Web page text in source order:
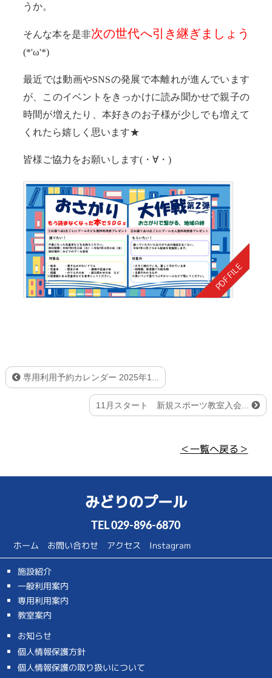
うか。
そんな本を是非次の世代へ引き継ぎましょう
(*'ω'*)
最近では動画やSNSの発展で本離れが進んでいます
が、このイベントをきっかけに読み聞かせで親子の
時間が増えたり、本好きのお子様が少しでも増えて
くれたら嬉しく思います★
皆様ご協力をお願いします(・∀・)
専用利用予約カレンダー 2025年1...
11月スタート 新規スポーツ教室入会...
＜一覧へ戻る＞
みどりのプール
TEL029-896-6870
ホーム お問い合わせ アクセス Instagram
施設紹介
一般利用案内
専用利用案内
教室案内
お知らせ
個人情報保護方針
個人情報保護の取り扱いについて